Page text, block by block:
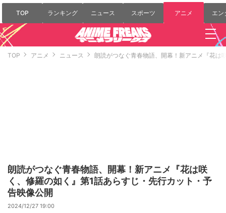
TOP ランキング ニュース スポーツ アニメ エン
TOP アニメ ニュース 朗読がつなぐ青春物語、開幕！新アニメ『花は
朗読がつなぐ青春物語、開幕！新アニメ『花は咲
く、修羅の如く』第1話あらすじ・先行カット・予
告映像公開
2024/12/27 19:00